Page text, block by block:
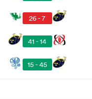
26 - 7
41 - 14
15 - 45